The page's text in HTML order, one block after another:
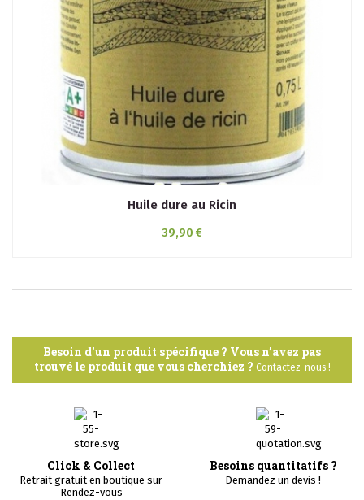
Huile dure au Ricin
39,90 €
Besoin d'un produit spécifique ? Vous n’avez pas
trouvé le produit que vous cherchiez ? Contactez-nous !
Click & Collect
Retrait gratuit en boutique sur
Rendez-vous
Besoins quantitatifs ?
Demandez un devis !